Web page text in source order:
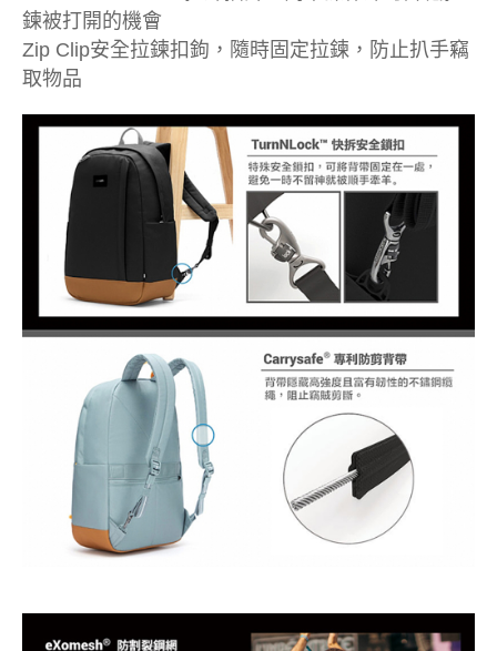
鍊被打開的機會
Zip Clip安全拉鍊扣鉤，隨時固定拉鍊，防止扒手竊
取物品